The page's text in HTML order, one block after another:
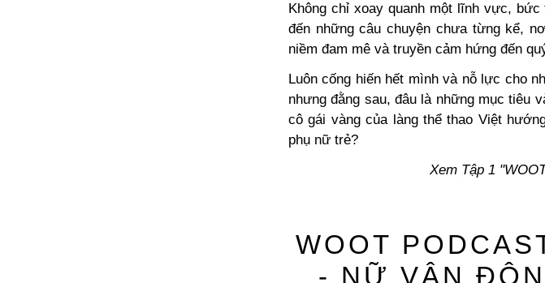
Không chỉ xoay quanh một lĩnh vực,
đến những câu chuyện chưa từng kể,
niềm đam mê và truyền cảm hứng đến
Luôn cống hiến hết mình và nỗ lực cho
nhưng đằng sau, đâu là những mục tiêu
cô gái vàng của làng thểthao Việt
phụ nữ trẻ?
Xem Tập 1
WOOT
- NỮ VẬN